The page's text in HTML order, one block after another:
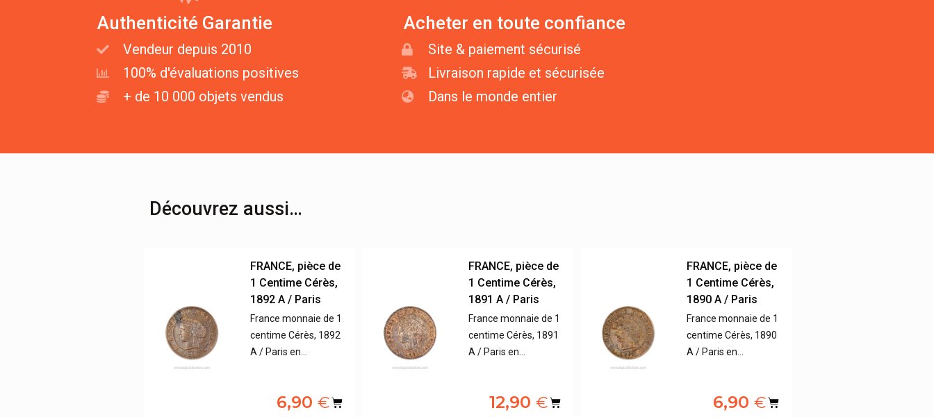
Authenticité Garantie
Vendeur depuis 2010
100% d'évaluations positives
+ de 10 000 objets vendus
Acheter en toute confiance
Site & paiement sécurisé
Livraison rapide et sécurisée
Dans le monde entier
Découvrez aussi…
FRANCE, pièce de
1 Centime Cérès,
1892 A / Paris
France monnaie de 1
centime Cérès, 1892
A / Paris en…
6,90 €
FRANCE, pièce de
1 Centime Cérès,
1891 A / Paris
France monnaie de 1
centime Cérès, 1891
A / Paris en…
12,90 €
FRANCE, pièce de
1 Centime Cérès,
1890 A / Paris
France monnaie de 1
centime Cérès, 1890
A / Paris en…
6,90 €